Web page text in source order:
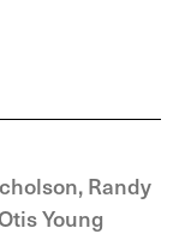
Randy
Young